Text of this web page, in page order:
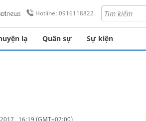
Hotline: 0916118822
lạ Quân sự Sự kiện
16:19 (GMT+07:00)